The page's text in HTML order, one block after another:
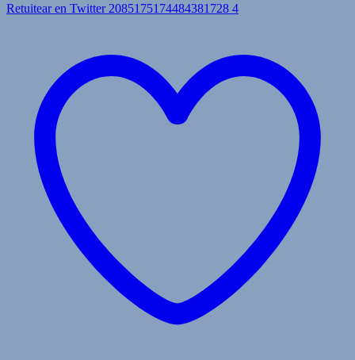
Retuitear en Twitter 2085175174484381728 4